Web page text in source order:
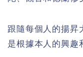
跟隨每個人的揚昇
是根據本人的興趣